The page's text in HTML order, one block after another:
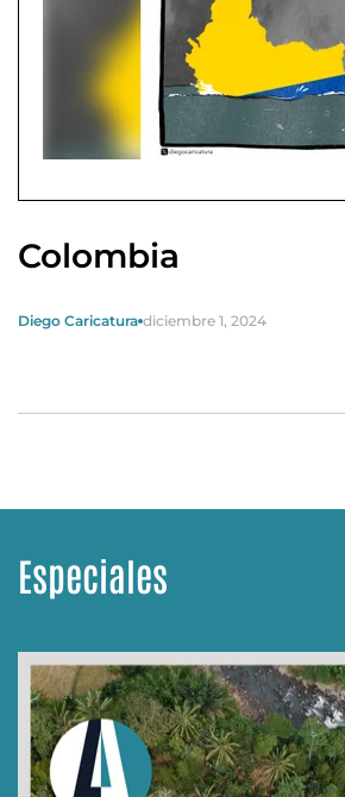
Colombia
Diego Caricatura diciembre 1, 2024
Especiales